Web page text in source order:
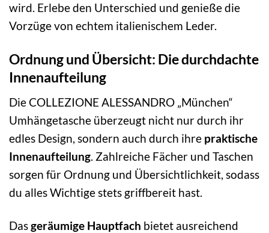
wird. Erlebe den Unterschied und genieße die
Vorzüge von echtem italienischem Leder.
Ordnung und Übersicht: Die durchdachte
Innenaufteilung
Die COLLEZIONE ALESSANDRO „München“
Umhängetasche überzeugt nicht nur durch ihr
edles Design, sondern auch durch ihre praktische
Innenaufteilung. Zahlreiche Fächer und Taschen
sorgen für Ordnung und Übersichtlichkeit, sodass
du alles Wichtige stets griffbereit hast.
Dasgeräumige Hauptfach bietet ausreichend